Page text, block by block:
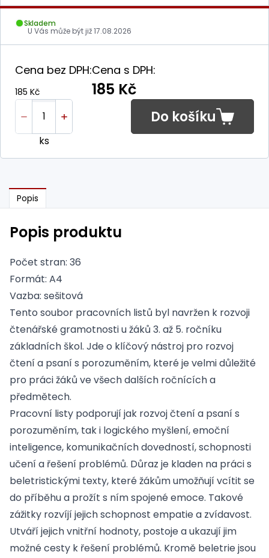
Skladem
U Vás může být již17.08.2026
Cena bez DPH:
185 Kč
Cena s DPH:
185 Kč
ks
Do košíku
Popis
Popis produktu
Počet stran: 36
Formát: A4
Vazba: sešitová
Tento soubor pracovních listů byl navržen k rozvoji
čtenářské gramotnosti u žáků 3. až 5. ročníku
základních škol. Jde o klíčový nástroj pro rozvoj
čtení a psaní s porozuměním, které je velmi důležité
pro práci žáků ve všech dalších ročnících a
předmětech.
Pracovní listy podporují jak rozvoj čtení a psaní s
porozuměním, tak i logického myšlení, emoční
inteligence, komunikačních dovedností, schopnosti
učení a řešení problémů. Důraz je kladen na práci s
beletristickými texty, které žákům umožňují vcítit se
do příběhu a prožít s ním spojené emoce. Takové
zážitky rozvíjí jejich schopnost empatie a zvídavost.
Utváří jejich vnitřní hodnoty, postoje a ukazují jim
možné cesty k řešení problémů. Kromě beletrie jsou